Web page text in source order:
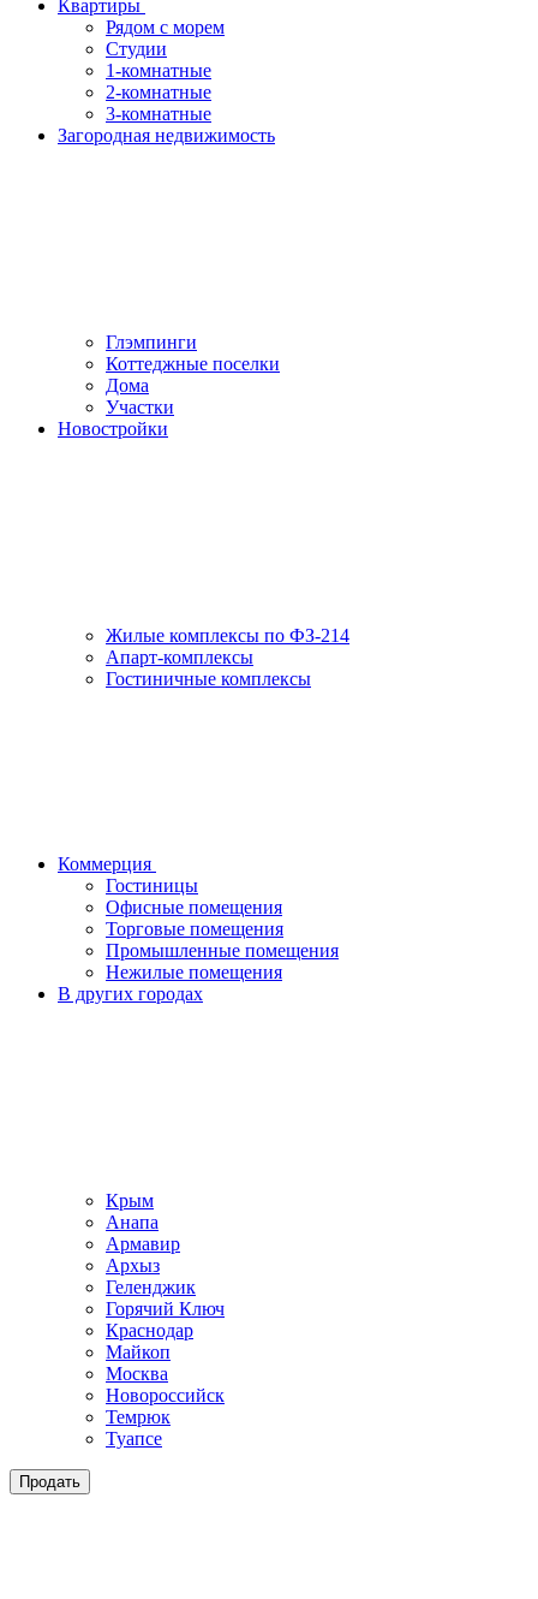
Квартиры
Рядом с морем
Студии
1-комнатные
2-комнатные
3-комнатные
Загородная недвижимость
Глэмпинги
Коттеджные поселки
Дома
Участки
Новостройки
Жилые комплексы по ФЗ-214
Апарт-комплексы
Гостиничные комплексы
Коммерция
Гостиницы
Офисные помещения
Торговые помещения
Промышленные помещения
Нежилые помещения
В других городах
Крым
Анапа
Армавир
Архыз
Геленджик
Горячий Ключ
Краснодар
Майкоп
Москва
Новороссийск
Темрюк
Туапсе
Продать